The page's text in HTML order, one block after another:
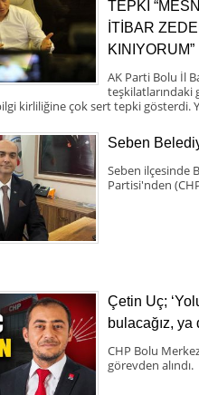
TEPKİ
İTİBAR
KINIYORUM”
AK Parti Bolu İl
teşkilatlarındaki
kirliliğine çok sert tepki gösterdi.
Seben
Seben ilçesinde
Partisi'nden
Çetin Uç;
bulacağız, ya
CHP Bolu
görevden alındı.